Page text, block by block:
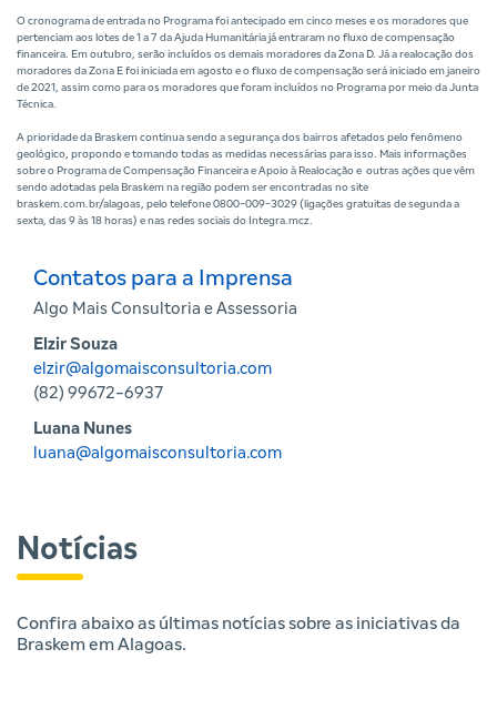
O cronograma de entrada no Programa foi antecipado em cinco meses e os moradores que
pertenciam aos lotes de 1 a 7 da Ajuda Humanitária já entraram no fluxo de compensação
financeira. Em outubro, serão incluídos os demais moradores da Zona D. Já a realocação dos
moradores da Zona E foi iniciada em agosto e o fluxo de compensação será iniciado em janeiro
de 2021, assim como para os moradores que foram incluídos no Programa por meio da Junta
Técnica.
A prioridade da Braskem continua sendo a segurança dos bairros afetados pelo fenômeno
geológico, propondo e tomando todas as medidas necessárias para isso. Mais informações
sobre o Programa de Compensação Financeira e Apoio à Realocação e outras ações que vêm
sendo adotadas pela Braskem na região podem ser encontradas no site
braskem.com.br/alagoas, pelo telefone 0800-009-3029 (ligações gratuitas de segunda a
sexta, das 9 às 18 horas) e nas redes sociais do Integra.mcz.
Contatos para a Imprensa
Algo Mais Consultoria e Assessoria
Elzir Souza
elzir@algomaisconsultoria.com
(82) 99672-6937
Luana Nunes
luana@algomaisconsultoria.com
Notícias
Confira abaixo as últimas notícias sobre as iniciativas da
Braskem em Alagoas.